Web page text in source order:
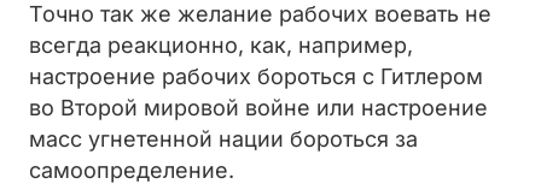
Точно так же желание рабочих воевать не
всегда реакционно, как, например,
настроение рабочих бороться с Гитлером
во Второй мировой войне или настроение
масс угнетенной нации бороться за
самоопределение.